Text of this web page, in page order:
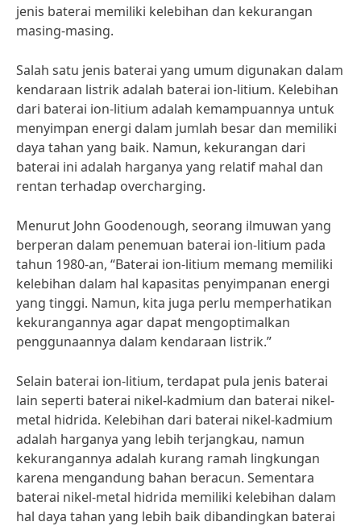
jenis baterai memiliki kelebihan dan kekurangan
masing-masing.
Salah satu jenis baterai yang umum digunakan dalam
kendaraan listrik adalah baterai ion-litium. Kelebihan
dari baterai ion-litium adalah kemampuannya untuk
menyimpan energi dalam jumlah besar dan memiliki
daya tahan yang baik. Namun, kekurangan dari
baterai ini adalah harganya yang relatif mahal dan
rentan terhadap overcharging.
Menurut John Goodenough, seorang ilmuwan yang
berperan dalam penemuan baterai ion-litium pada
tahun 1980-an, “Baterai ion-litium memang memiliki
kelebihan dalam hal kapasitas penyimpanan energi
yang tinggi. Namun, kita juga perlu memperhatikan
kekurangannya agar dapat mengoptimalkan
penggunaannya dalam kendaraan listrik.”
Selain baterai ion-litium, terdapat pula jenis baterai
lain seperti baterai nikel-kadmium dan baterai nikel-
metal hidrida. Kelebihan dari baterai nikel-kadmium
adalah harganya yang lebih terjangkau, namun
kekurangannya adalah kurang ramah lingkungan
karena mengandung bahan beracun. Sementara
baterai nikel-metal hidrida memiliki kelebihan dalam
hal daya tahan yang lebih baik dibandingkan baterai